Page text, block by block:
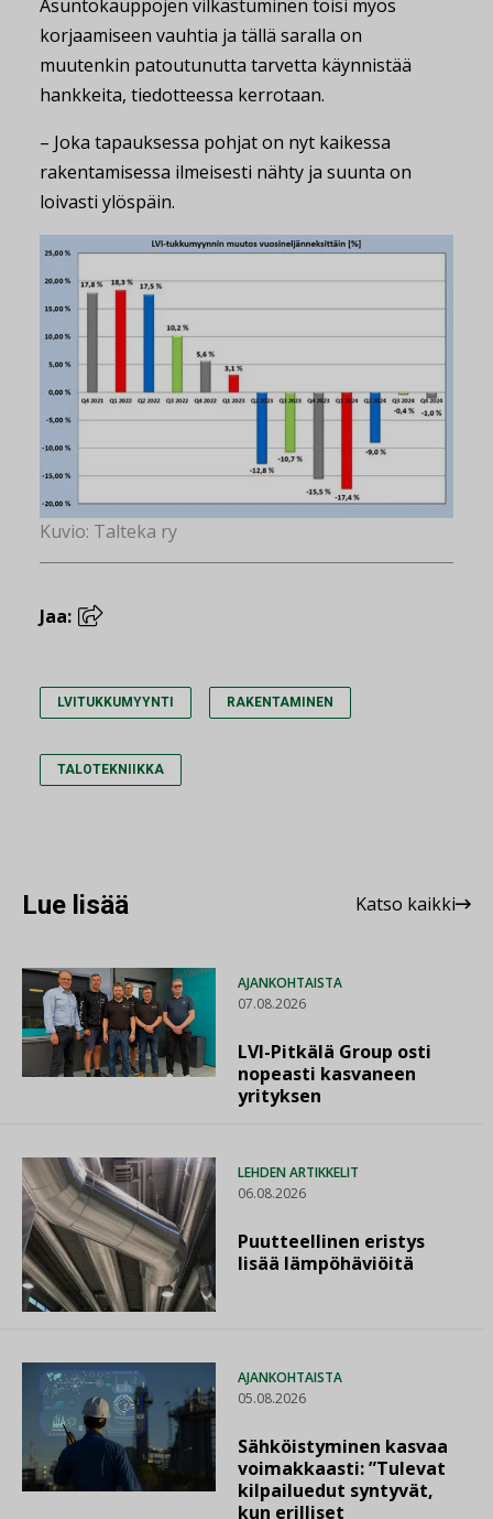
Asuntokauppojen vilkastuminen toisi myös
korjaamiseen vauhtia ja tällä saralla on
muutenkin patoutunutta tarvetta käynnistää
hankkeita, tiedotteessa kerrotaan.
– Joka tapauksessa pohjat on nyt kaikessa
rakentamisessa ilmeisesti nähty ja suunta on
loivasti ylöspäin.
Kuvio: Talteka ry
Jaa:
LVITUKKUMYYNTI RAKENTAMINEN
TALOTEKNIIKKA
Lue lisää Katso kaikki
AJANKOHTAISTA
07.08.2026
LVI-Pitkälä Group osti
nopeasti kasvaneen
yrityksen
LEHDEN ARTIKKELIT
06.08.2026
Puutteellinen eristys
lisää lämpöhäviöitä
AJANKOHTAISTA
05.08.2026
Sähköistyminen kasvaa
voimakkaasti: ”Tulevat
kilpailuedut syntyvät,
kun erilliset